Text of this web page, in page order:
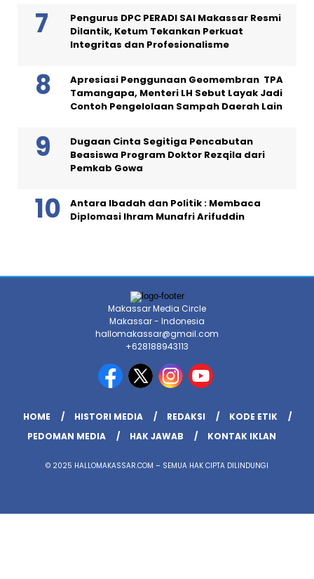
Pengurus DPC PERADI SAI Makassar Resmi
Dilantik, Ketum Tekankan Perkuat
Integritas dan Profesionalisme
Apresiasi Penggunaan Geomembran TPA
Tamangapa, Menteri LH Sebut Layak Jadi
Contoh Pengelolaan Sampah Daerah Lain
Dugaan Cinta Segitiga Pencabutan
Beasiswa Program Doktor Rezqila dari
Pemkab Gowa
Antara Ibadah dan Politik : Membaca
Diplomasi Ihram Munafri Arifuddin
Makassar Media Circle
Makassar - Indonesia
hallomakassar@gmail.com
+628188943113
HOME HISTORI MEDIA REDAKSI
KODE ETIK
PEDOMAN MEDIA
HAK JAWAB KONTAK IKLAN
© 2025 HALLOMAKASSAR.COM – SEMUA HAK CIPTA DILINDUNGI